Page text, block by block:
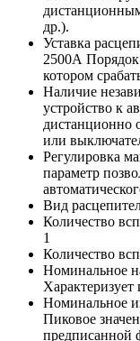
др.).
Уставка
2500А
котором
Наличие
устройство к
дистанционно
или
Регулировка
параметр
Вид
Количество
1
Количество
Номинальное
Характеризует
Номинальное
Пиковое
предписанной